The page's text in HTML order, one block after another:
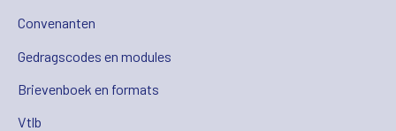
Convenanten
Gedragscodes en modules
Brievenboek en formats
Vtlb